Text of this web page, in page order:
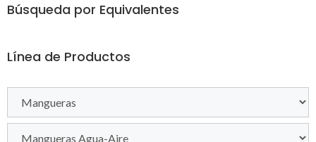
Búsqueda por Equivalentes
Línea de Productos